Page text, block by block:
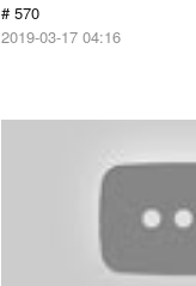
# 570
2019-03-17 04:16